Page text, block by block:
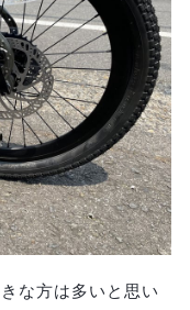
な方は多いと思い